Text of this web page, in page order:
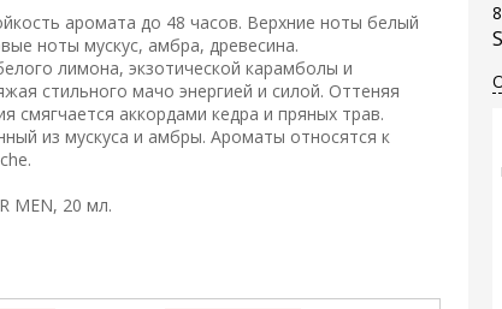
аромата до 48 часов. Верхние ноты белый
ноты мускус, амбра, древесина.
лимона, экзотической карамболы и
стильного мачо энергией и силой. Оттеняя
аккордами кедра и пряных трав.
из мускуса и амбры. Ароматы относятся к
MEN, 20 мл.